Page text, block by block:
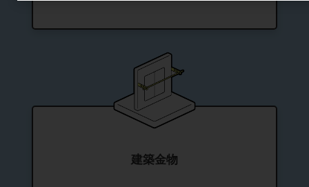
建築金物